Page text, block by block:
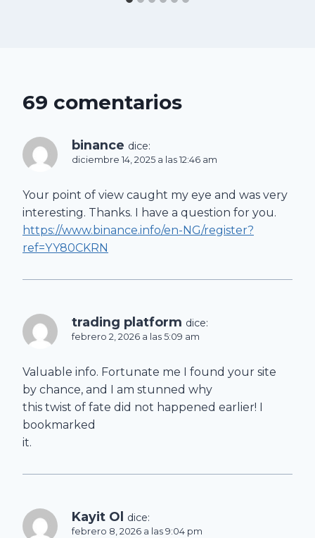
69 comentarios
binance dice:
diciembre 14, 2025 a las 12:46 am
Your point of view caught my eye and was very
interesting. Thanks. I have a question for you.
https://www.binance.info/en-NG/register?
ref=YY80CKRN
trading platform dice:
febrero 2, 2026 a las 5:09 am
Valuable info. Fortunate me I found your site
by chance, and I am stunned why
this twist of fate did not happened earlier! I
bookmarked
it.
Kayit Ol dice:
febrero 8, 2026 a las 9:04 pm